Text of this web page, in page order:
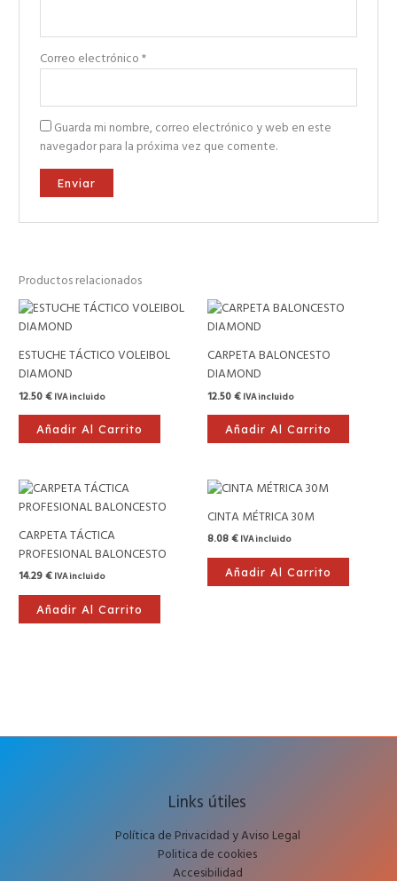
Correo electrónico*
Guarda mi nombre, correo electrónico y web en este
navegador para la próxima vez que comente.
Productos relacionados
ESTUCHE TÁCTICO VOLEIBOL
DIAMOND
12.50€ IVA incluido
Añadir Al Carrito
CARPETA BALONCESTO
DIAMOND
12.50€ IVA incluido
Añadir Al Carrito
CARPETA TÁCTICA
PROFESIONAL BALONCESTO
14.29€ IVA incluido
Añadir Al Carrito
CINTA MÉTRICA 30M
8.08€ IVA incluido
Añadir Al Carrito
Links útiles
Política de Privacidad y Aviso Legal
Politica de cookies
Accesibilidad